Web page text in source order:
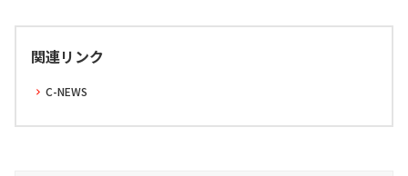
関連リンク
C-NEWS